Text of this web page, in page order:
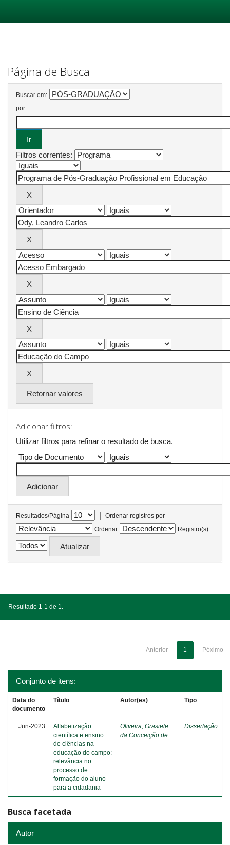
Página de Busca
Buscar em:
por
Filtros correntes:
Retornar valores
Adicionar filtros:
Utilizar filtros para refinar o resultado de busca.
Resultados/Página |
Ordenar registros por
Ordenar
Registro(s)
Resultado 1-1 de 1.
Anterior 1 Póximo
Conjunto de itens:
Data do
documento
Título Autor(es) Tipo
Jun-2023
Alfabetização
científica e ensino
de ciências na
educação do campo:
relevância no
processo de
formação do aluno
para a cidadania
Oliveira, Grasiele
da Conceição de
Dissertação
Busca facetada
Autor